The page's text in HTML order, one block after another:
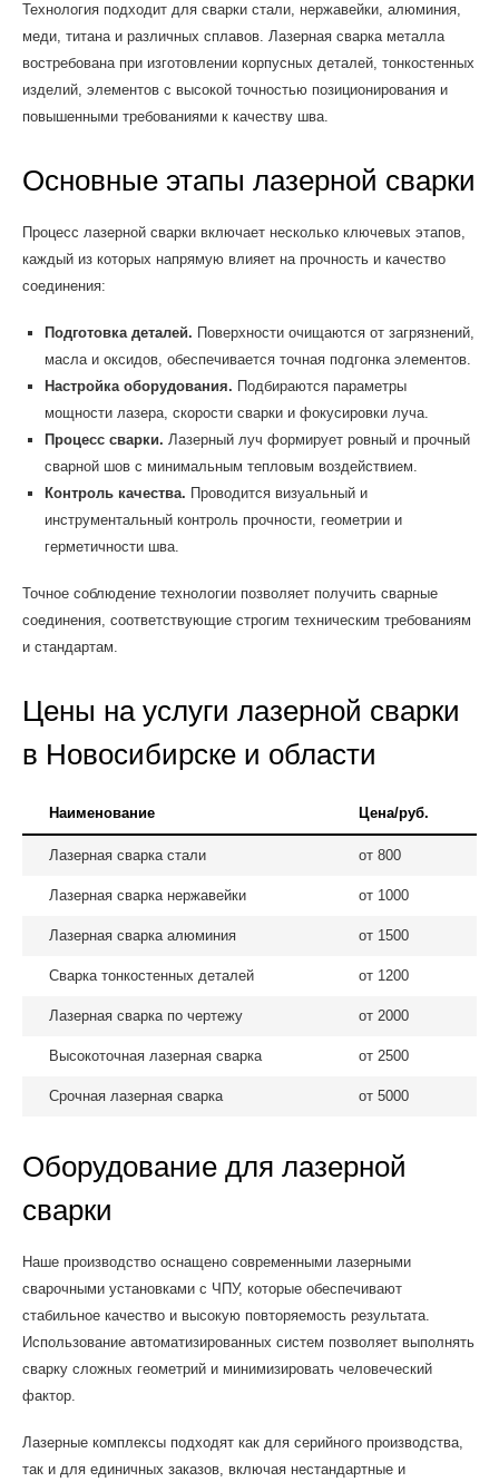
Технология подходит для сварки стали, нержавейки, алюминия,
меди, титана и различных сплавов. Лазерная сварка металла
востребована при изготовлении корпусных деталей, тонкостенных
изделий, элементов с высокой точностью позиционирования и
повышенными требованиями к качеству шва.
Основные этапы лазерной сварки
Процесс лазерной сварки включает несколько ключевых этапов,
каждый из которых напрямую влияет на прочность и качество
соединения:
Подготовка деталей. Поверхности очищаются от загрязнений,
масла и оксидов, обеспечивается точная подгонка элементов.
Настройка оборудования. Подбираются параметры
мощности лазера, скорости сварки и фокусировки луча.
Процесс сварки. Лазерный луч формирует ровный и прочный
сварной шов с минимальным тепловым воздействием.
Контроль качества. Проводится визуальный и
инструментальный контроль прочности, геометрии и
герметичности шва.
Точное соблюдение технологии позволяет получить сварные
соединения, соответствующие строгим техническим требованиям
и стандартам.
Цены на услуги лазерной сварки
в Новосибирске и области
Наименование Цена/руб.
Лазерная сварка стали от 800
Лазерная сварка нержавейки от 1000
Лазерная сварка алюминия от 1500
Сварка тонкостенных деталей от 1200
Лазерная сварка по чертежу от 2000
Высокоточная лазерная сварка от 2500
Срочная лазерная сварка от 5000
Оборудование для лазерной
сварки
Наше производство оснащено современными лазерными
сварочными установками с ЧПУ, которые обеспечивают
стабильное качество и высокую повторяемость результата.
Использование автоматизированных систем позволяет выполнять
сварку сложных геометрий и минимизировать человеческий
фактор.
Лазерные комплексы подходят как для серийного производства,
так и для единичных заказов, включая нестандартные и